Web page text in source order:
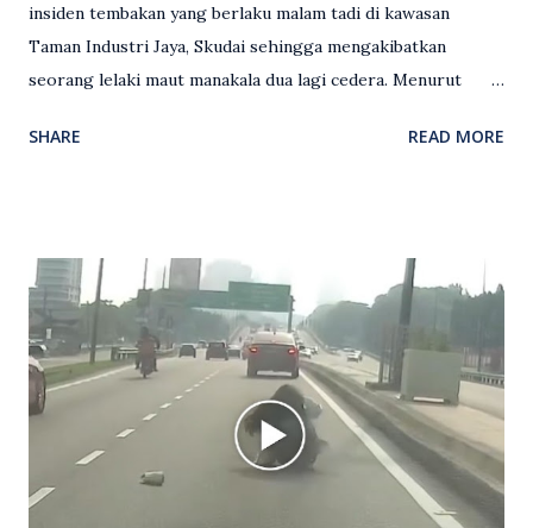
insiden tembakan yang berlaku malam tadi di kawasan
Taman Industri Jaya, Skudai sehingga mengakibatkan
seorang lelaki maut manakala dua lagi cedera. Menurut
kejadian berlaku sekitar jam 11 malam dan pihak polis
hiburan di kawasan berkenaan. Seorang mangsa disahkan
meninggal dunia di lokasi kejadian akibat terkena tembakan,
manakala seorang lagi mangsa mengalami kecederaan.
Turut dipercayai terdapat seorang lagi individu cedera
namun identitinya masih belum dikenal pasti selepas dibawa
keluar dari lokasi oleh kenalannya. Polis kini sedang giat
mengesan dua suspek yang masih bebas bagi membantu
siasatan lanjut. Kes disiasat mengikut Seksyen 302 Kanun
SHARE READ MORE